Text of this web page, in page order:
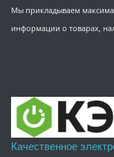
Мы прикладываем
информации о товарах,
Качественное